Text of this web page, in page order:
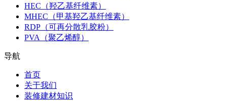
HEC（羟乙基纤维素）
MHEC（甲基羟乙基纤维素）
RDP（可再分散乳胶粉）
PVA（聚乙烯醇）
导航
首页
关于我们
装修建材知识